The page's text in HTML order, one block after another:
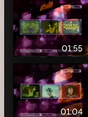
01:55
01:04